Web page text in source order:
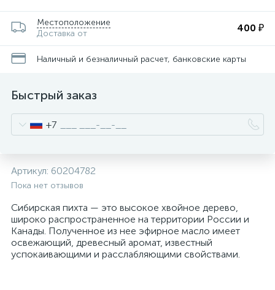
Местоположение
Доставка от
400 ₽
Наличный и безналичный расчет, банковские карты
Быстрый заказ
+7
Артикул: 60204782
Пока нет отзывов
Сибирская пихта — это высокое хвойное дерево,
широко распространенное на территории России и
Канады. Полученное из нее эфирное масло имеет
освежающий, древесный аромат, известный
успокаивающими и расслабляющими свойствами.